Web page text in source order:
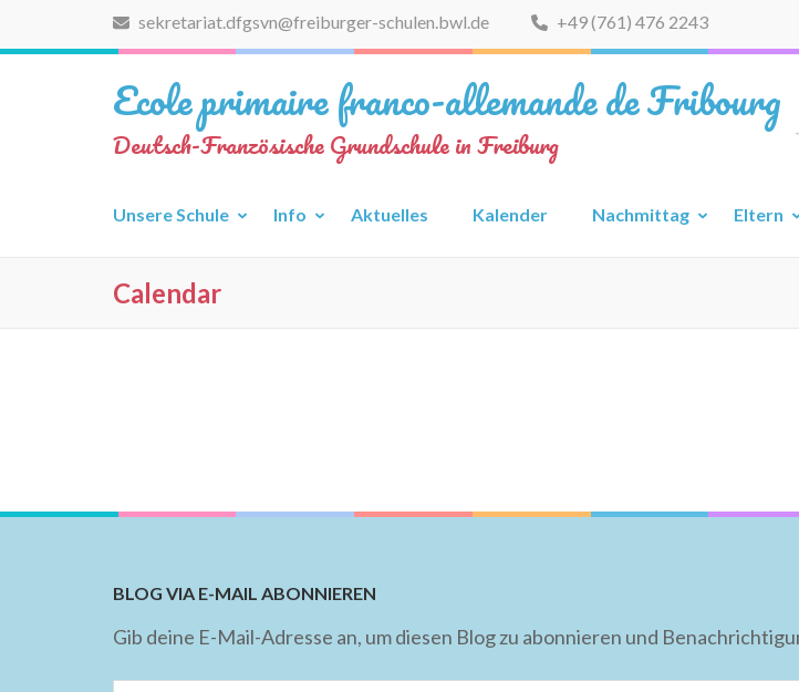
(Eingabetaste
sekretariat.dfgsvn@freiburger-schulen.bwl.de +49 (761) 476 2243
Ecole primaire franco-allemande de Fribourg
Deutsch-Französische Grundschule in Freiburg
Unsere Schule Info Aktuelles Kalender Nachmittag Eltern
Calendar
BLOG VIA E-MAIL ABONNIEREN
Gib deine E-Mail-Adresse an, um diesen Blog zu abonnieren und